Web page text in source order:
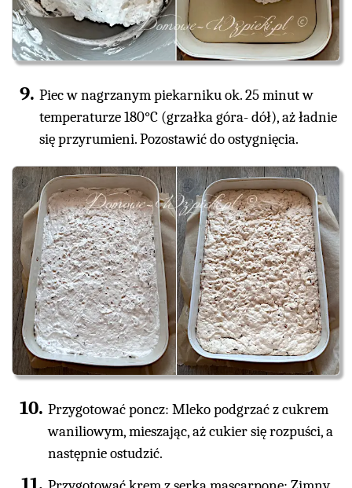
Piec w nagrzanym piekarniku ok. 25 minut w
temperaturze 180°C (grzałka góra- dół), aż ładnie
się przyrumieni. Pozostawić do ostygnięcia.
Przygotować poncz: Mleko podgrzać z cukrem
waniliowym, mieszając, aż cukier się rozpuści, a
następnie ostudzić.